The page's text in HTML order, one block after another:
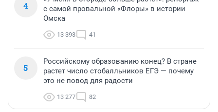
4
с самой провальной «Флоры» в истории
Омска
13 393 41
5
Российскому образованию конец? В стране
растет число стобалльников ЕГЭ — почему
это не повод для радости
13 277 82